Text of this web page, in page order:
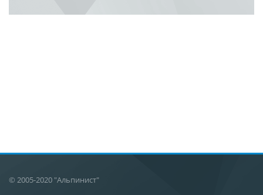
© 2005-2020 "Альпинист"